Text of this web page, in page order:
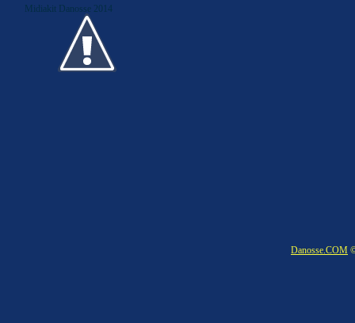
Midiakit Danosse 2014
Danosse.COM